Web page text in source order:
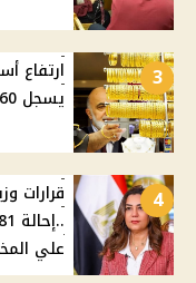
3
ارتفاع
يسجل 48760 جنيهًا وعيار 21 بمستوي جديد
4
علي